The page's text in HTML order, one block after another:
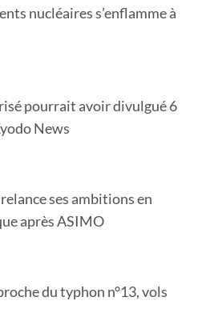
nucléaires s’enflamme à
pourrait avoir divulgué 6
News
ses ambitions en
après ASIMO
du typhon n°13, vols